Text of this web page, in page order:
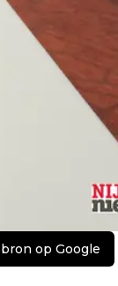
op Google